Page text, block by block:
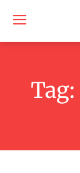
Tag: